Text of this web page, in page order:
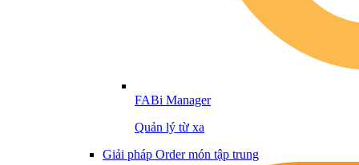
FABi Manager
Quản lý từ xa
Giải pháp Order món tập trung